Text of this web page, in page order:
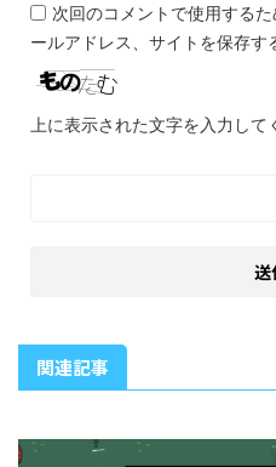
次回のコメントで使用する
ールアドレス、サイトを保存す
上に表示された文字を入力して
関連記事